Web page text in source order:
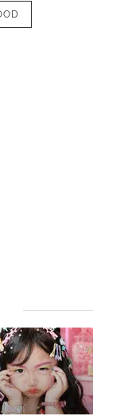
hukuman lima tahun